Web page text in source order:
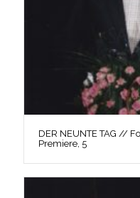
DER NEUNTE TAG //
Premiere, 5